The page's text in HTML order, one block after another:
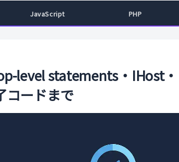
JavaScript PHP
level statements・IHost・
コードまで